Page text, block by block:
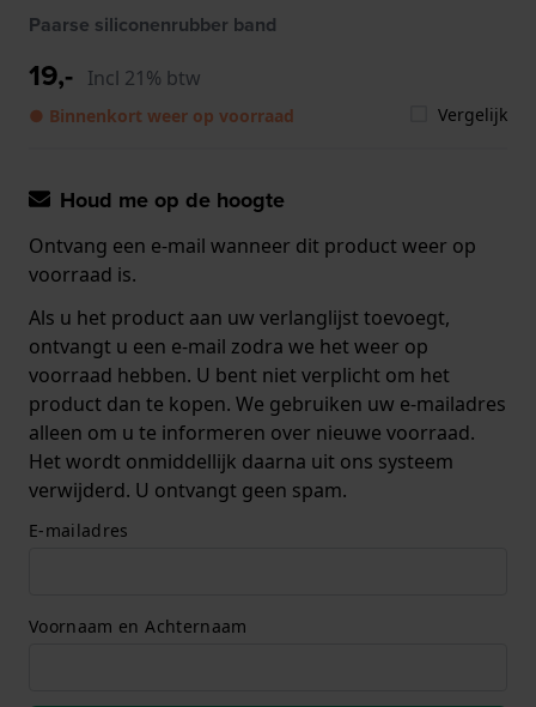
Paarse siliconenrubber band
19,- Incl 21% btw
● Binnenkort weer op voorraad Vergelijk
Houd me op de hoogte
Ontvang een e-mail wanneer dit product weer op
voorraad is.
Als u het product aan uw verlanglijst toevoegt,
ontvangt u een e-mail zodra we het weer op
voorraad hebben. U bent niet verplicht om het
product dan te kopen. We gebruiken uw e-mailadres
alleen om u te informeren over nieuwe voorraad.
Het wordt onmiddellijk daarna uit ons systeem
verwijderd. U ontvangt geen spam.
E-mailadres
Voornaam en Achternaam